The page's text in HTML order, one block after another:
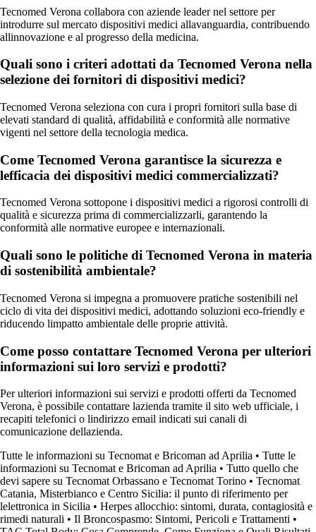
Tecnomed Verona collabora con aziende leader nel settore per
introdurre sul mercato dispositivi medici allavanguardia, contribuendo
allinnovazione e al progresso della medicina.
Quali sono i criteri adottati da Tecnomed Verona nella
selezione dei fornitori di dispositivi medici?
Tecnomed Verona seleziona con cura i propri fornitori sulla base di
elevati standard di qualità, affidabilità e conformità alle normative
vigenti nel settore della tecnologia medica.
Come Tecnomed Verona garantisce la sicurezza e
lefficacia dei dispositivi medici commercializzati?
Tecnomed Verona sottopone i dispositivi medici a rigorosi controlli di
qualità e sicurezza prima di commercializzarli, garantendo la
conformità alle normative europee e internazionali.
Quali sono le politiche di Tecnomed Verona in materia
di sostenibilità ambientale?
Tecnomed Verona si impegna a promuovere pratiche sostenibili nel
ciclo di vita dei dispositivi medici, adottando soluzioni eco-friendly e
riducendo limpatto ambientale delle proprie attività.
Come posso contattare Tecnomed Verona per ulteriori
informazioni sui loro servizi e prodotti?
Per ulteriori informazioni sui servizi e prodotti offerti da Tecnomed
Verona, è possibile contattare lazienda tramite il sito web ufficiale, i
recapiti telefonici o lindirizzo email indicati sui canali di
comunicazione dellazienda.
Tutte le informazioni su Tecnomat e Bricoman ad Aprilia • Tutte le
informazioni su Tecnomat e Bricoman ad Aprilia • Tutto quello che
devi sapere su Tecnomat Orbassano e Tecnomat Torino • Tecnomat
Catania, Misterbianco e Centro Sicilia: il punto di riferimento per
lelettronica in Sicilia • Herpes allocchio: sintomi, durata, contagiosità e
rimedi naturali • Il Broncospasmo: Sintomi, Pericoli e Trattamenti •